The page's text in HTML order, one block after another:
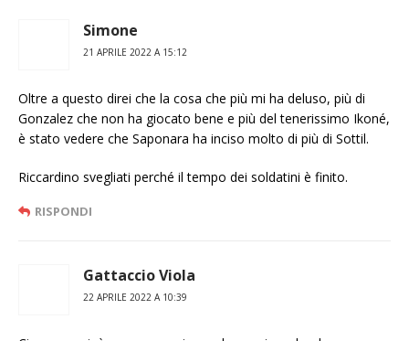
Simone
21 APRILE 2022 A 15:12
Oltre a questo direi che la cosa che più mi ha deluso, più di
Gonzalez che non ha giocato bene e più del tenerissimo Ikoné,
è stato vedere che Saponara ha inciso molto di più di Sottil.
Riccardino svegliati perché il tempo dei soldatini è finito.
RISPONDI
Gattaccio Viola
22 APRILE 2022 A 10:39